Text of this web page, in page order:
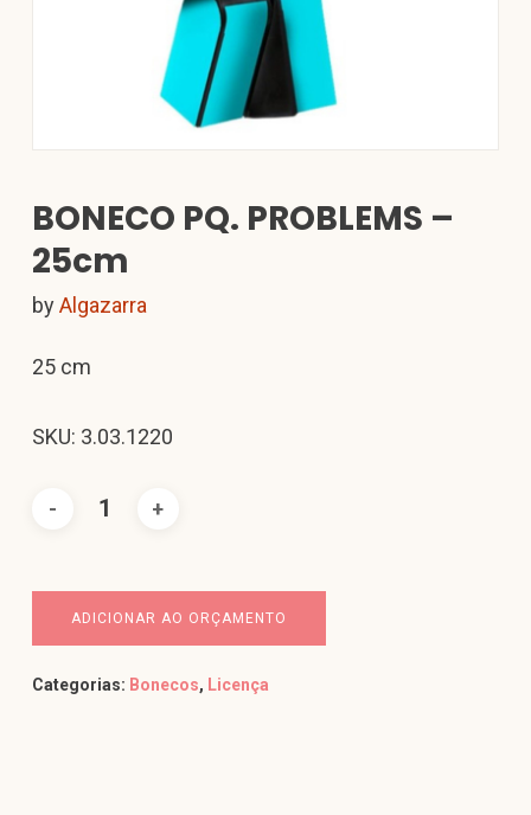
BONECO PQ. PROBLEMS –
25cm
byAlgazarra
25 cm
SKU: 3.03.1220
ADICIONAR AO ORÇAMENTO
Categorias: Bonecos, Licença